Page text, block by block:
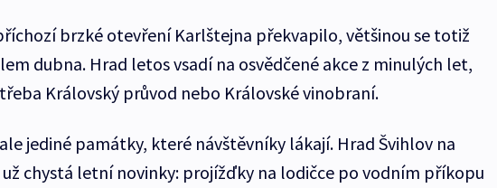
brzké otevření Karlštejna překvapilo, většinou se totiž
dubna. Hrad letos vsadí na osvědčené akce z minulých let,
Královský průvod nebo Královské vinobraní.
jediné památky, které návštěvníky lákají. Hrad Švihlov na
chystá letní novinky: projížďky na lodičce po vodním příkopu